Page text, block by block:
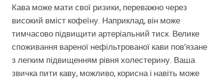
Кава може мати свої ризики, переважно через
високий вміст кофеїну. Наприклад, він може
тимчасово підвищити артеріальний тиск. Велике
споживання вареної нефільтрованої кави пов’язане
з легким підвищенням рівня холестерину. Ваша
звичка пити каву, можливо, корисна і навіть може